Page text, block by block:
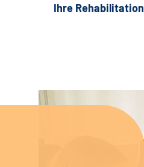
Ihre Rehabilitation